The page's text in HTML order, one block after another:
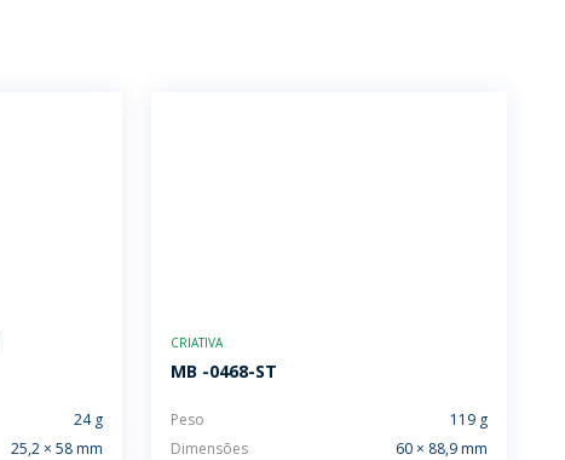
24 g
25,2 × 58 mm
CRIATIVA
MB -0468-ST
Peso
119 g
Dimensões
60 × 88,9 mm